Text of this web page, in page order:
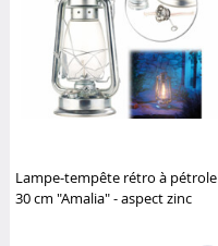
Lampe-tempête rétro à pétrole
30 cm "Amalia" - aspect zinc